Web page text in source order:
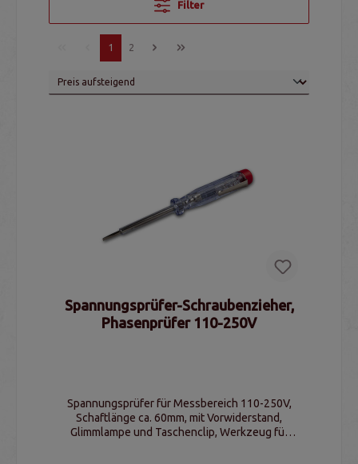
Filter
1 2
Spannungsprüfer-Schraubenzieher,
Phasenprüfer 110-250V
Spannungsprüfer für Messbereich 110-250V,
Schaftlänge ca. 60mm, mit Vorwiderstand,
Glimmlampe und Taschenclip, Werkzeug für